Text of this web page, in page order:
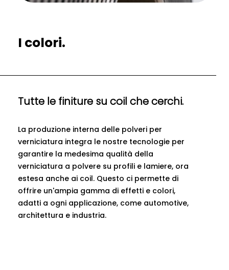
I colori.
Tutte le finiture su coil che cerchi.
La produzione interna delle polveri per
verniciatura integra le nostre tecnologie per
garantire la medesima qualità della
verniciatura a polvere su profili e lamiere, ora
estesa anche ai coil. Questo ci permette di
offrire un'ampia gamma di effetti e colori,
adatti a ogni applicazione, come automotive,
architettura e industria.